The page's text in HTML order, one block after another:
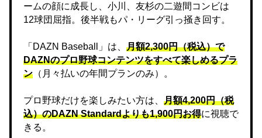
ームの顔に成長し、小川、友杉の二遊間コンビは
12球団屈指。後半戦もパ・リーグ引っ掻き回す。
「DAZN Baseball」は、 月額2,300円（税込）で
DAZNのプロ野球コンテンツをすべて楽しめるプラ
ン （月々払いの年間プランのみ）。
プロ野球だけを楽しみたい方は、 月額4,200円（税
込）のDAZN Standard​よりも1,900円お得に視聴で
きる。